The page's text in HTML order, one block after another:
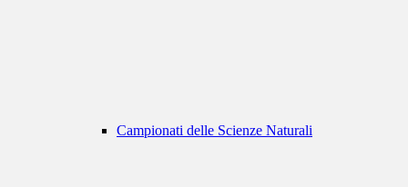
Campionati delle Scienze Naturali